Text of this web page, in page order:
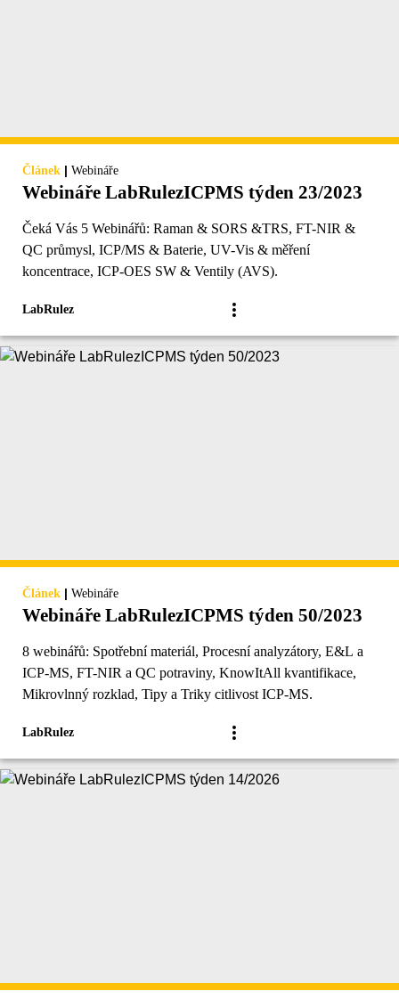
Článek | Webináře
Webináře LabRulezICPMS týden 23/2023
Čeká Vás 5 Webinářů: Raman & SORS &TRS, FT-NIR &
QC průmysl, ICP/MS & Baterie, UV-Vis & měření
koncentrace, ICP-OES SW & Ventily (AVS).
LabRulez
Článek | Webináře
Webináře LabRulezICPMS týden 50/2023
8 webinářů: Spotřební materiál, Procesní analyzátory, E&L a
ICP-MS, FT-NIR a QC potraviny, KnowItAll kvantifikace,
Mikrovlnný rozklad, Tipy a Triky citlivost ICP-MS.
LabRulez